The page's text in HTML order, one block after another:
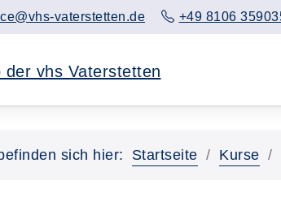
vaterstetten.de +49 8106
sich hier: Startseite Kurse